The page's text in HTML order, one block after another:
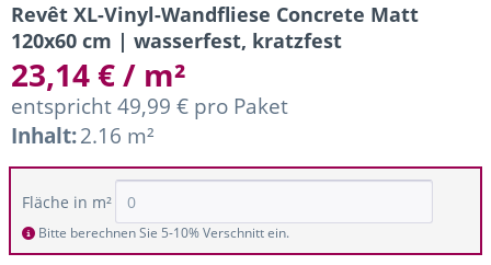
Revêt XL-Vinyl-Wandfliese Concrete Matt
120x60 cm | wasserfest, kratzfest
23,14 € / m²
entspricht 49,99 € pro Paket
Inhalt:2.16 m²
Fläche in m²
Bitte berechnen Sie 5-10% Verschnitt ein.